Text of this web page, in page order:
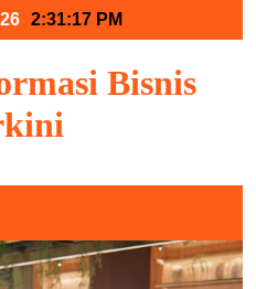
2:31:18 PM
Bisnis